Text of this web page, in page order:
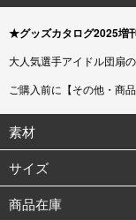
★グッズカタログ2025増
大人気選手アイドル団扇
ご購入前に【その他・商
素材
サイズ
商品在庫